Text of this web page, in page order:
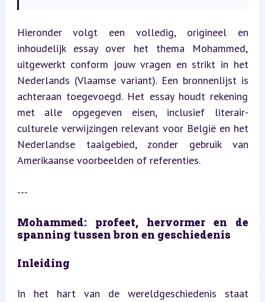
Hieronder volgt een volledig, origineel en
inhoudelijk essay over het thema Mohammed,
uitgewerkt conform jouw vragen en strikt in het
Nederlands (Vlaamse variant). Een bronnenlijst is
achteraan toegevoegd. Het essay houdt rekening
met alle opgegeven eisen, inclusief literair-
culturele verwijzingen relevant voor België en het
Nederlandse taalgebied, zonder gebruik van
Amerikaanse voorbeelden of referenties.
---
Mohammed: profeet, hervormer en de
spanning tussen bron en geschiedenis
Inleiding
In het hart van de wereldgeschiedenis staat